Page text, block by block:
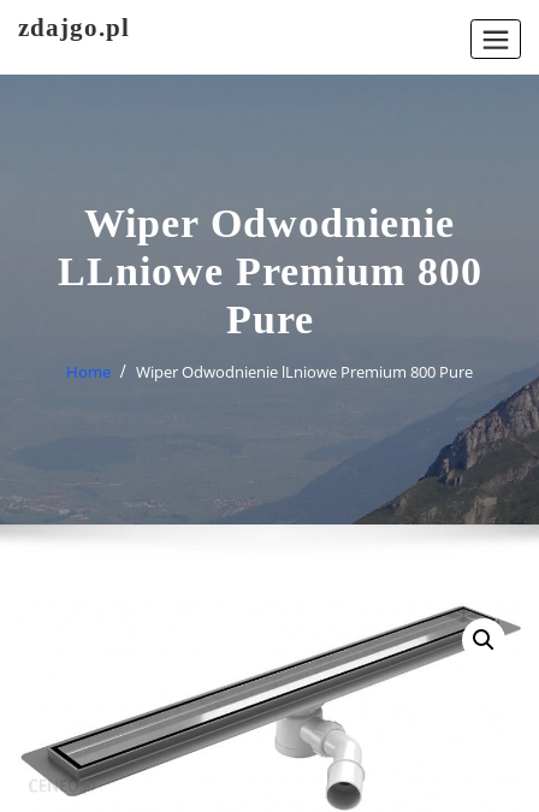
zdajgo.pl
Wiper Odwodnienie
LLniowe Premium 800
Pure
Home Wiper Odwodnienie lLniowe Premium 800 Pure